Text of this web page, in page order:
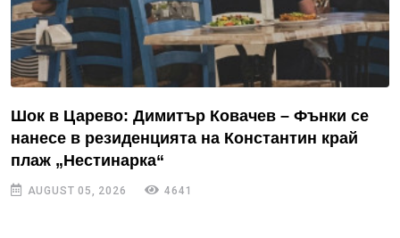
Шок в Царево: Димитър Ковачев – Фънки се
нанесе в резиденцията на Константин край
плаж „Нестинарка“
AUGUST 05, 2026 4641